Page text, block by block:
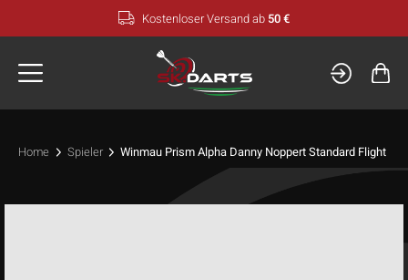
Inhalt
Kostenloser Versand ab 50 €
Home Spieler Winmau Prism Alpha Danny Noppert Standard Flight